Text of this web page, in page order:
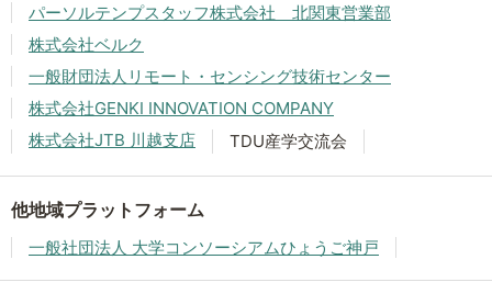
パーソルテンプスタッフ株式会社 北関東営業部
株式会社ベルク
一般財団法人リモート・センシング技術センター
株式会社GENKI INNOVATION COMPANY
株式会社JTB 川越支店
TDU産学交流会
他地域プラットフォーム
一般社団法人 大学コンソーシアムひょうご神戸